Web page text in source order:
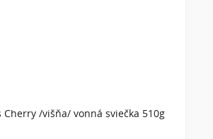
Cherry /višňa/ vonná sviečka 510g